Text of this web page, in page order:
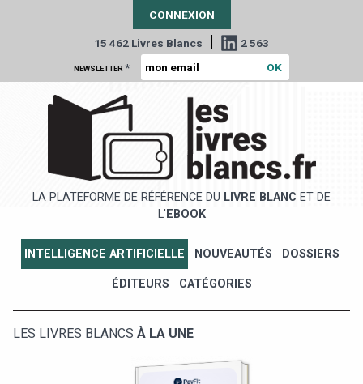
CONNEXION
15 462 Livres Blancs | 2 563
NEWSLETTER *
LA PLATEFORME DE RÉFÉRENCE DU LIVRE BLANC ET DE
L' EBOOK
INTELLIGENCE ARTIFICIELLE NOUVEAUTÉS DOSSIERS
ÉDITEURS CATÉGORIES
LES LIVRES BLANCS À LA UNE